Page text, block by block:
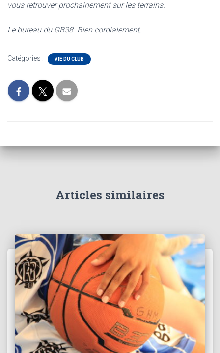
vous retrouver prochainement sur les terrains.
Le bureau du GB38. Bien cordialement,
Catégories : VIE DU CLUB
Articles similaires